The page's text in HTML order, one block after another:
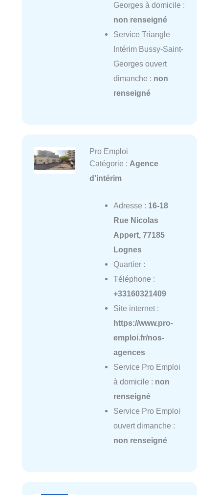
Georges à domicile :
non renseigné
Service Triangle
Intérim Bussy-Saint-
Georges ouvert
dimanche : non
renseigné
Pro Emploi
Catégorie : Agence
d'intérim
Adresse : 16-18
Rue Nicolas
Appert, 77185
Lognes
Quartier :
Téléphone :
+33160321409
Site internet :
https://www.pro-
emploi.fr/nos-
agences
Service Pro Emploi
à domicile : non
renseigné
Service Pro Emploi
ouvert dimanche :
non renseigné